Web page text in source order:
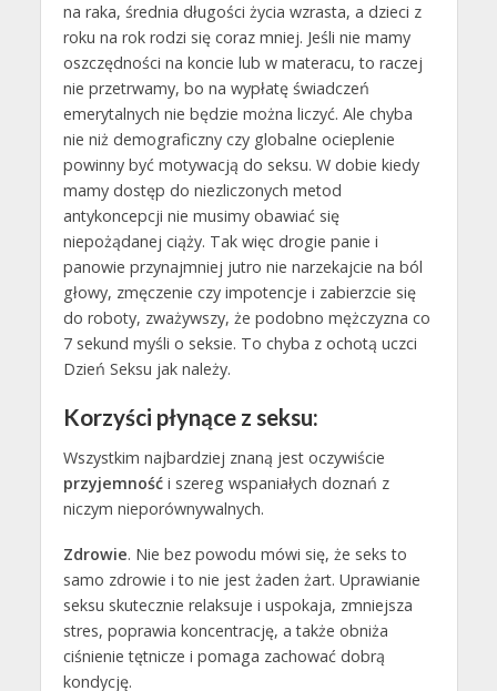
na raka, średnia długości życia wzrasta, a dzieci z
roku na rok rodzi się coraz mniej. Jeśli nie mamy
oszczędności na koncie lub w materacu, to raczej
nie przetrwamy, bo na wypłatę świadczeń
emerytalnych nie będzie można liczyć. Ale chyba
nie niż demograficzny czy globalne ocieplenie
powinny być motywacją do seksu. W dobie kiedy
mamy dostęp do niezliczonych metod
antykoncepcji nie musimy obawiać się
niepożądanej ciąży. Tak więc drogie panie i
panowie przynajmniej jutro nie narzekajcie na ból
głowy, zmęczenie czy impotencje i zabierzcie się
do roboty, zważywszy, że podobno mężczyzna co
7 sekund myśli o seksie. To chyba z ochotą uczci
Dzień Seksu jak należy.
Korzyści płynące z seksu:
Wszystkim najbardziej znaną jest oczywiście
przyjemnośći szereg wspaniałych doznań z
niczym nieporównywalnych.
Zdrowie. Nie bez powodu mówi się, że seks to
samo zdrowie i to nie jest żaden żart. Uprawianie
seksu skutecznie relaksuje i uspokaja, zmniejsza
stres, poprawia koncentrację, a także obniża
ciśnienie tętnicze i pomaga zachować dobrą
kondycję.